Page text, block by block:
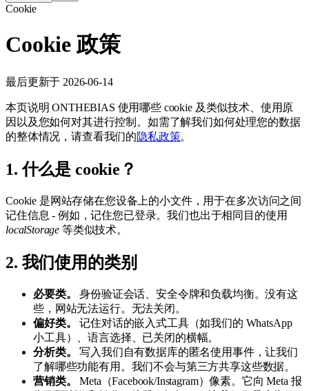
Cookie
Cookie 政策
最后更新于 2026-06-14
本页说明 ONTHEBIAS 使用哪些 cookie 及类似技术、使用原
因以及您如何对其进行控制。如需了解我们如何处理您的数据
的整体情况，请查看我们的隐私政策。
1. 什么是 cookie？
Cookie 是网站存储在您设备上的小文件，用于在多次访问之间
记住信息 - 例如，记住您已登录。我们也出于相同目的使用
localStorage 等类似技术。
2. 我们使用的类别
必要类。
身份验证会话、安全令牌和负载均衡。没有这
些，网站无法运行。无法关闭。
偏好类。
记住对话的嵌入式工具（如我们的 WhatsApp
小工具）、语言选择、已关闭的横幅。
分析类。
写入我们自有数据库的匿名使用事件，让我们
了解哪些功能有用。我们不会与第三方共享这些数据。
营销类。
Meta（Facebook/Instagram）像素。它向 Meta 报